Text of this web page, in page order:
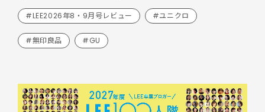
#LEE2026年8・9月号レビュー #ユニクロ
#無印良品 #GU